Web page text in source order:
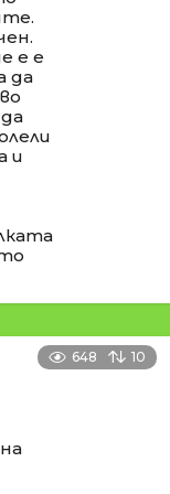
е е
да
и
648 10